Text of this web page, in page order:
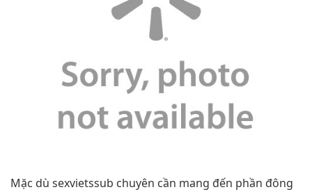
Mặc dù sexvietssub chuyên cần mang đến phần đông